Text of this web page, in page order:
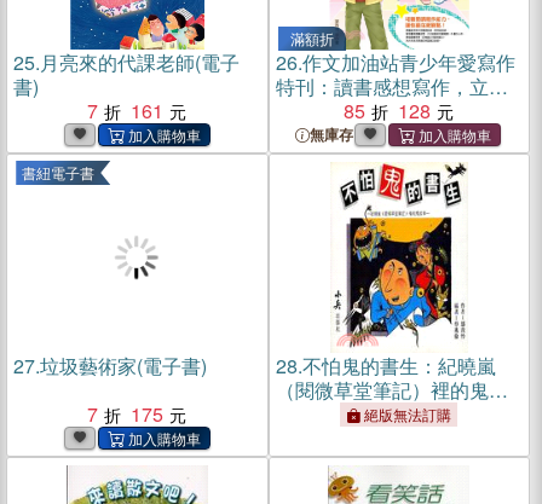
25.月亮來的代課老師(電子
書)
7
161
滿額折
26.作文加油站青少年愛寫作
特刊：讀書感想寫作，立刻
85 128
無庫存
書紐電子書
27.垃圾藝術家(電子書)
7
175
28.不怕鬼的書生：紀曉嵐
（閱微草堂筆記）裡的鬼故
絕版無法訂購